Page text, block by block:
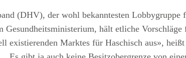
(DHV), der wohl bekanntesten
hält etliche
existierenden Marktes für Haschisch aus»,